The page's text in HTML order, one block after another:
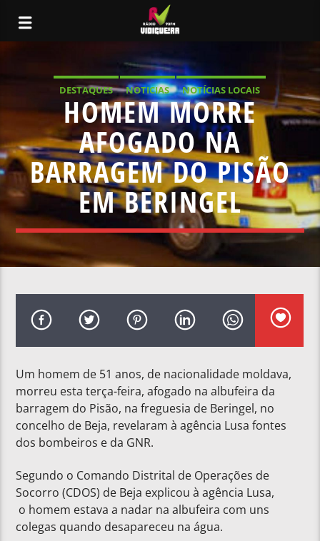
DESTAQUES NOTICIAS
NOTÍCIAS LOCAIS
NOTÍCIAS NACIONAIS
HOMEM MORRE
AFOGADO NA
BARRAGEM DO PISÃO
EM BERINGEL
Um homem de 51 anos, de nacionalidade moldava,
morreu esta terça-feira, afogado na albufeira da
barragem do Pisão, na freguesia de Beringel, no
concelho de Beja, revelaram à agência Lusa fontes
dos bombeiros e da GNR.
Segundo o Comando Distrital de Operações de
Socorro (CDOS) de Beja explicou à agência Lusa,
o homem estava a nadar na albufeira com uns
colegas quando desapareceu na água.